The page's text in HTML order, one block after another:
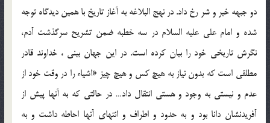
دو جبهه خير و شر رخ داد. در نهج البلاغه به آغاز تاريخ با همين ديدگاه توجه
شده و امام على‌ عليه السلام در سه خطبه ضمن تشريح سرگذشت آدم،
نگرش تاريخى خود را بيان كرده است. در اين جهان بينى ، خداوند قادر
مطلقى است كه بدون نياز به هيچ كس و هيچ چيز «اشياء را در وقت خود از
عدم و نيستى به وجود و هستى انتقال داد… در حالتى كه به آنها پيش از
آفريدنشان دانا بود و به حدود و اطراف و انتهاى آنها احاطه داشت و به